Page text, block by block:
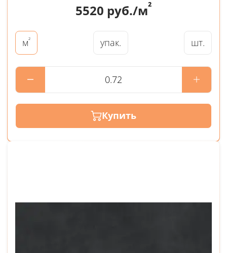
5520 руб./м²
м² упак. шт.
Купить